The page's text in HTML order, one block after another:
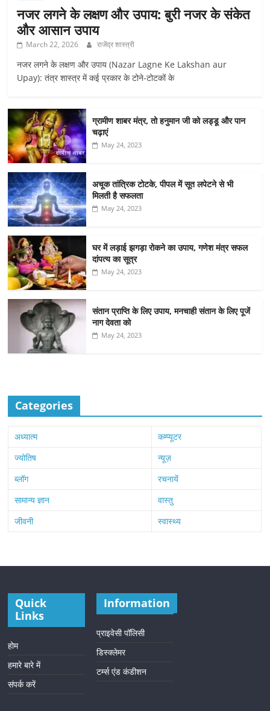
नजर लगने के लक्षण और उपाय: बुरी नजर के संकेत
और आसान उपाय
March 22, 2026 राजेंद्र शास्त्री
नजर लगने के लक्षण और उपाय (Nazar Lagne Ke Lakshan aur
Upay): तंत्र शास्त्र में कई प्रकार के टोने-टोटकों के
ग्रामीण शाबर मंत्र, तो हनुमान जी को लड्डू और पान
चढ़ाएं
May 24, 2023
अचूक तांत्रिक टोटके, पीपल में सूत लपेटने से भी
मिलती है सफलता
May 24, 2023
घर में लड़ाई झगड़ा रोकने का उपाय, गणेश मंत्र सफल
दांपत्य का सूत्र
May 24, 2023
संतान प्राप्ति के लिए उपाय, मनचाही संतान के लिए पूजें
नाग देवता को
May 24, 2023
Categories
अध्यात्म
कम्प्यूटर
ज्योतिष
न्यूज़
ब्लॉग
रचनायें
सामान्य ज्ञान
वास्तु
जीवनी
स्वास्थ्य
Quick
Links
होम
हमारे बारे में
संपर्क करें
Information
प्राइवेसी पॉलिसी
डिस्क्लेमर
टर्म्स एंड कंडीशन